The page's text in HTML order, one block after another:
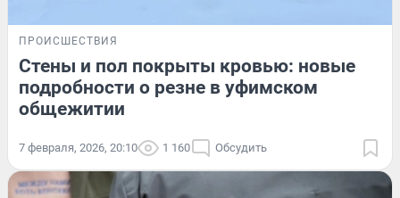
ПРОИСШЕСТВИЯ
Стены и пол покрыты кровью: новые
подробности о резне в уфимском
общежитии
7 февраля, 2026, 20:10 1 160 Обсудить